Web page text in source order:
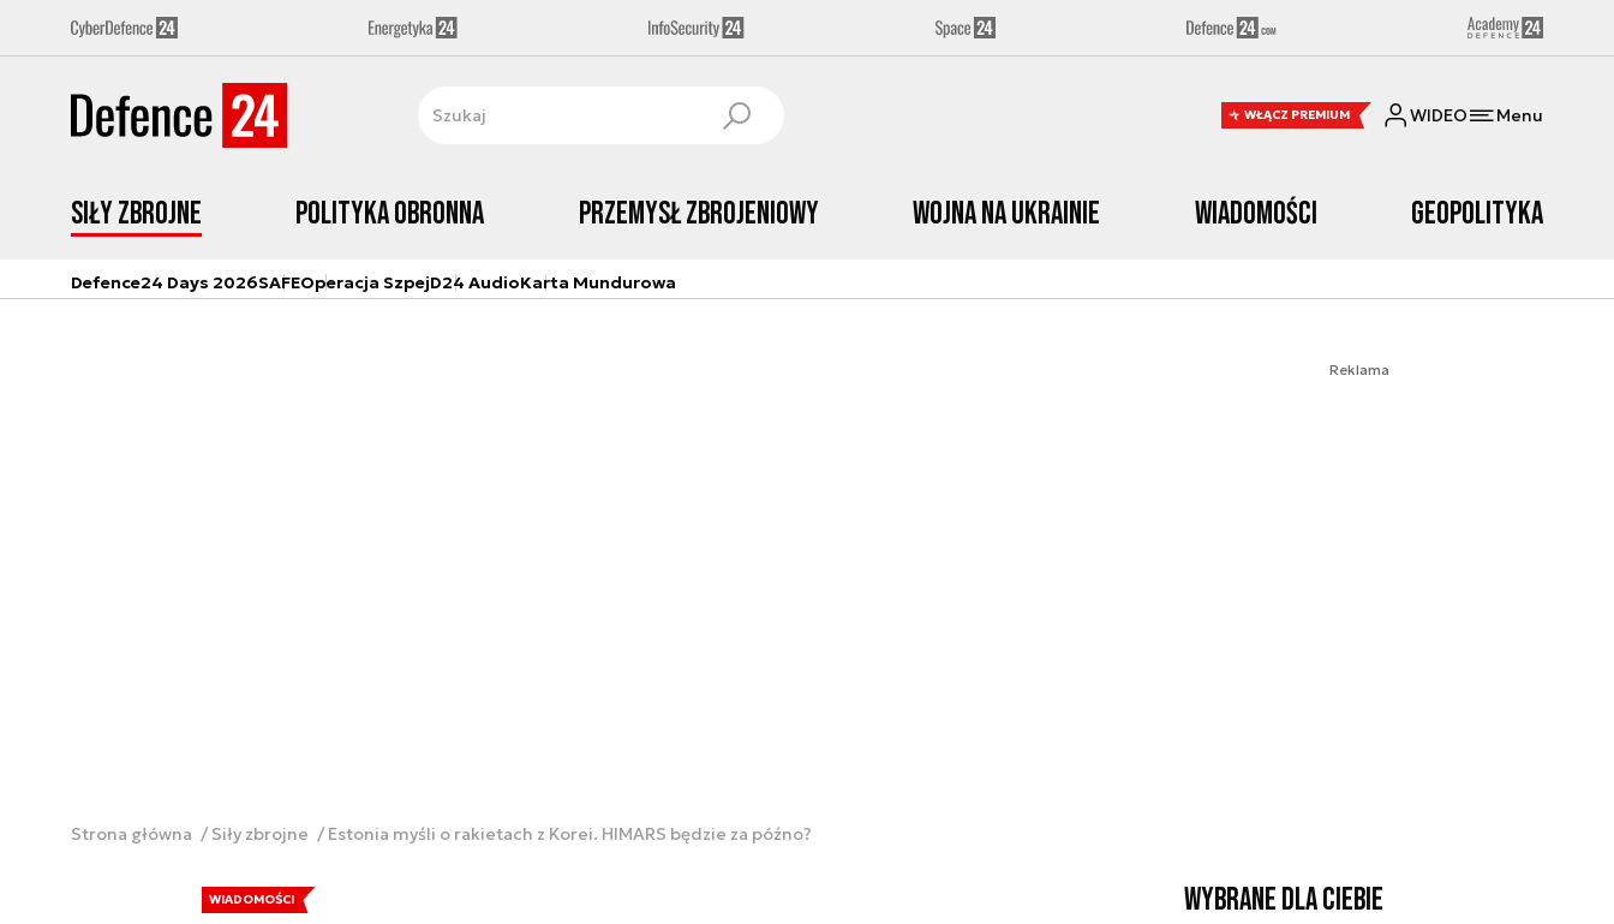
WŁĄCZ PREMIUM WIDEO Menu
Siły zbrojne Polityka obronna Przemysł Zbrojeniowy Wojna na Ukrainie Wiadomości Geopolityka
Defence24 Days 2026SAFEOperacja SzpejD24 AudioKarta Mundurowa
Reklama
Strona główna Siły zbrojne Estonia myśli o rakietach z Korei. HIMARS będzie za późno?
WIADOMOŚCI Wybrane dla Ciebie